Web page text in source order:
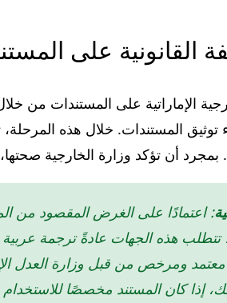
القانونية على
الإماراتية على المستندات من
توثيق المستندات. خلال هذه
أن تؤكد وزارة الخارجية صحتها،
: اعتمادًا على الغرض المقصود من
تتطلب هذه الجهات عادةً ترجمة عربية
ومرخص من قبل وزارة العدل
إذا كان المستند مخصصًا